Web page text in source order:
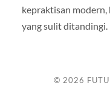
kepraktisan
yang sulit ditandingi.
© 2026